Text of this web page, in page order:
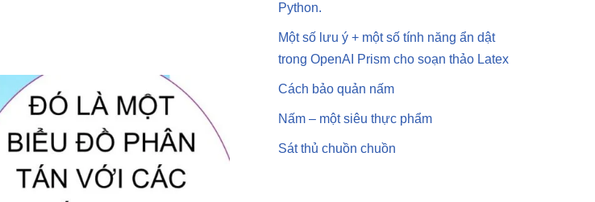
Python.
Một số lưu ý + một số tính năng ẩn dật
trong OpenAI Prism cho soạn thảo Latex
Cách bảo quản nấm
Nấm – một siêu thực phẩm
Sát thủ chuồn chuồn